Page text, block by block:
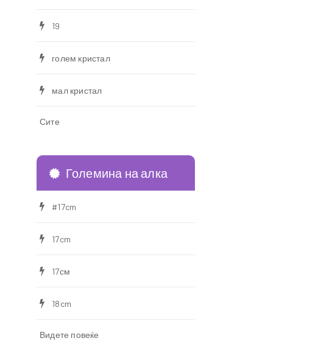
19
голем кристал
мал кристал
Сите
Големина на алка
#17cm
17cm
17см
18cm
Видете повеќе